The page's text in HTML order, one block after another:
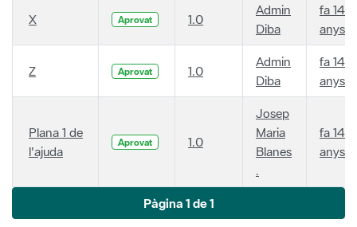
X Aprovat 1.0
Admin
Diba
fa 14
anys
Z Aprovat 1.0
Admin
Diba
fa 14
anys
Plana 1 de
l'ajuda
Aprovat 1.0
Josep
Maria
Blanes
.
fa 14
anys
Pàgina 1 de 1